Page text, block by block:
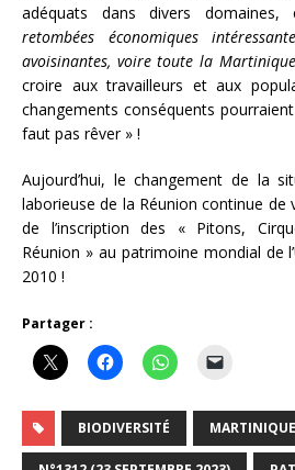
adéquats dans divers
retombées économiques
avoisinantes, voire toute la
croire aux travailleurs et aux
changements conséquents
faut pas rêver » !
Aujourd’hui, le changement de la
laborieuse de la Réunion continue de
de l’inscription des « Pitons,
Réunion » au patrimoine mondial de
2010 !
Partager :
BIODIVERSITÉ MARTINIQUE